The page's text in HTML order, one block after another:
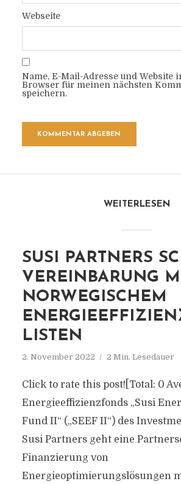
Webseite
Name, E-Mail-Adresse und Website
Browser für meinen nächsten
speichern.
WEITERLESEN
SUSI PARTNERS
EREINBARUNG MIT
ORWEGISCHEM E
ISTEN
2. November 2022 2 Min. Lesedauer
Click to rate this post![Total: 0
Energieeffizienzfonds „Susi
Fund II“ („SEEF II“) des
Susi Partners geht eine
Finanzierung von
Energieoptimierungslösungen